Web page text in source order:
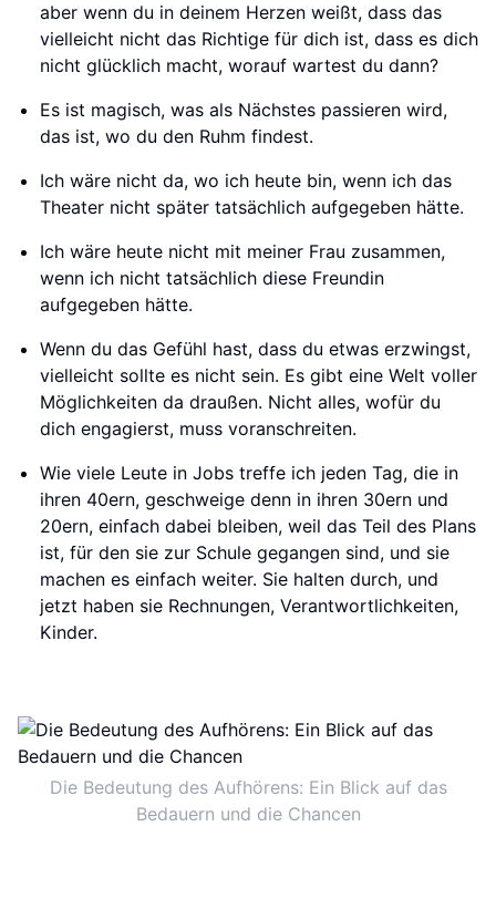
aber wenn du in deinem Herzen weißt, dass das
vielleicht nicht das Richtige für dich ist, dass es dich
nicht glücklich macht, worauf wartest du dann?
Es ist magisch, was als Nächstes passieren wird,
das ist, wo du den Ruhm findest.
Ich wäre nicht da, wo ich heute bin, wenn ich das
Theater nicht später tatsächlich aufgegeben hätte.
Ich wäre heute nicht mit meiner Frau zusammen,
wenn ich nicht tatsächlich diese Freundin
aufgegeben hätte.
Wenn du das Gefühl hast, dass du etwas erzwingst,
vielleicht sollte es nicht sein. Es gibt eine Welt voller
Möglichkeiten da draußen. Nicht alles, wofür du
dich engagierst, muss voranschreiten.
Wie viele Leute in Jobs treffe ich jeden Tag, die in
ihren 40ern, geschweige denn in ihren 30ern und
20ern, einfach dabei bleiben, weil das Teil des Plans
ist, für den sie zur Schule gegangen sind, und sie
machen es einfach weiter. Sie halten durch, und
jetzt haben sie Rechnungen, Verantwortlichkeiten,
Kinder.
Die Bedeutung des Aufhörens: Ein Blick auf das
Bedauern und die Chancen